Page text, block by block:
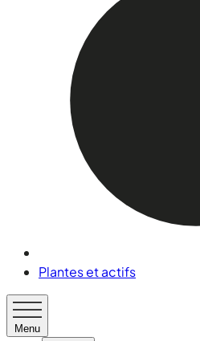
Plantes et actifs
Menu